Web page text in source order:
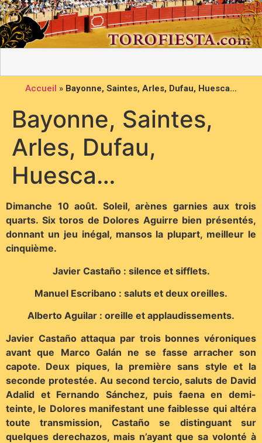
Accueil » Bayonne, Saintes, Arles, Dufau, Huesca…
Bayonne, Saintes,
Arles, Dufau,
Huesca…
Dimanche 10 août. Soleil, arènes garnies aux trois
quarts. Six toros de Dolores Aguirre bien présentés,
donnant un jeu inégal, mansos la plupart, meilleur le
cinquième.
Javier Castaño : silence et sifflets.
Manuel Escribano : saluts et deux oreilles.
Alberto Aguilar : oreille et applaudissements.
Javier Castaño attaqua par trois bonnes véroniques
avant que Marco Galán ne se fasse arracher son
capote. Deux piques, la première sans style et la
seconde protestée. Au second tercio, saluts de David
Adalid et Fernando Sánchez, puis faena en demi-
teinte, le Dolores manifestant une faiblesse qui altéra
toute transmission, Castaño se distinguant sur
quelques derechazos, mais n’ayant que sa volonté à